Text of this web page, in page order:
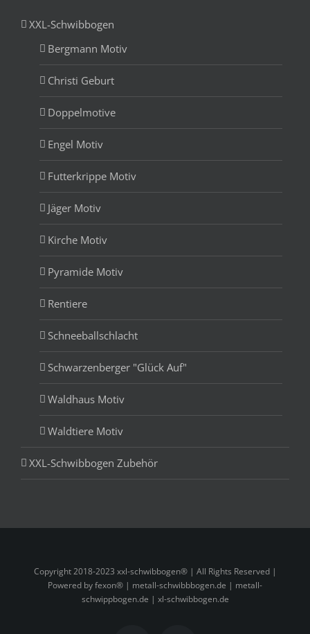
XXL-Schwibbogen
Bergmann Motiv
Christi Geburt
Doppelmotive
Engel Motiv
Futterkrippe Motiv
Jäger Motiv
Kirche Motiv
Pyramide Motiv
Rentiere
Schneeballschlacht
Schwarzenberger "Glück Auf"
Waldhaus Motiv
Waldtiere Motiv
XXL-Schwibbogen Zubehör
Copyright 2018-2023 xxl-schwibbogen® | All Rights Reserved |
Powered by fexon® | metall-schwibbbogen.de | metall-
schwippbogen.de | xl-schwibbogen.de